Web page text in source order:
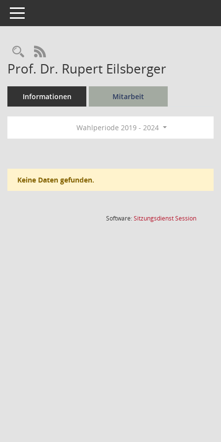
Toggle navigation
Rechercheauswahl
RSS-Feed
Prof. Dr. Rupert Eilsberger
Informationen Mitarbeit
Wahlperiode 2019 - 2024
Keine Daten gefunden.
Software:SitzungsdienstSession(Wird in